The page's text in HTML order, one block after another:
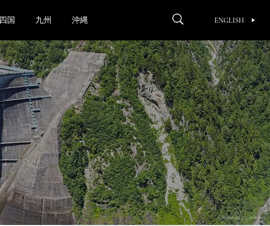
ENGLISH
四国 九州 沖縄
Photo by yu_arakawa